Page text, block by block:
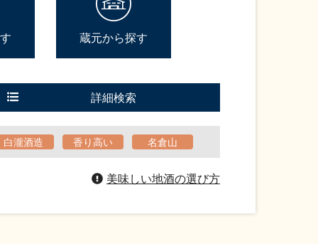
蔵元から探す
詳細検索
白瀧酒造 香り高い 名倉山
美味しい地酒の選び方